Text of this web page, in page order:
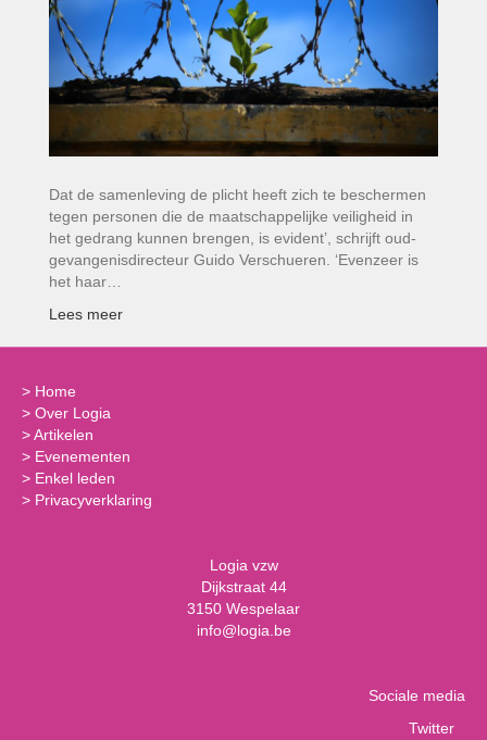
Dat de samenleving de plicht heeft zich te beschermen
tegen personen die de maatschappelijke veiligheid in
het gedrang kunnen brengen, is evident’, schrijft oud-
gevangenisdirecteur Guido Verschueren. ‘Evenzeer is
het haar…
Lees meer
> Home
> Over Logia
>Artikelen
> Evenementen
> Enkel leden
> Privacyverklaring
Logia vzw
Dijkstraat 44
3150 Wespelaar
info@logia.be
Sociale media
Twitter